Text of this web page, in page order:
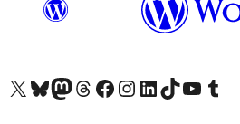
Visita nuestra cuenta de X (anteriormente Twitter)
Visita nuestra cuenta de Bluesky
Visita nuestra cuenta de Mastodon
Visita nuestra cuenta de Threads
Visita nuestra página de Facebook
Visita nuestra cuenta de Instagram
Visita nuestra cuenta de LinkedIn
Visita nuestra cuenta de TikTok
Visita nuestro canal de
Visita nuestra